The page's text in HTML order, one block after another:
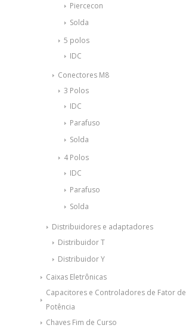
Piercecon
Solda
5 polos
IDC
Conectores M8
3 Polos
IDC
Parafuso
Solda
4 Polos
IDC
Parafuso
Solda
Distribuidores e adaptadores
Distribuidor T
Distribuidor Y
Caixas Eletrônicas
Capacitores e Controladores de Fator de
Potência
Chaves Fim de Curso